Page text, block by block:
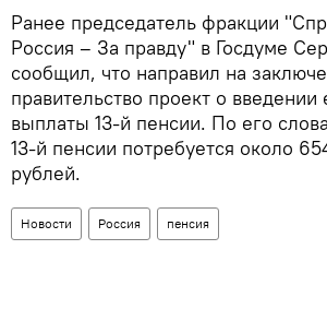
Ранее председатель фракции
Россия – За правду" в Госдуме
сообщил, что направил на
правительство проект о
выплаты 13-й пенсии. По его
13-й пенсии потребуется около
рублей.
Новости Россия пенсия